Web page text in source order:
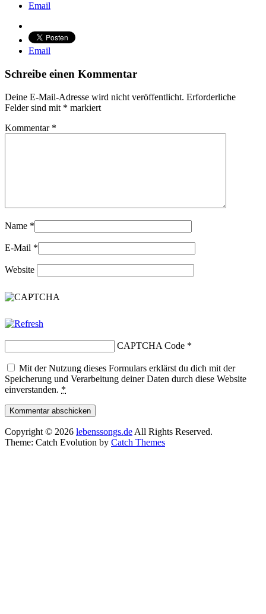
Email
Email
Schreibe einen Kommentar
Deine E-Mail-Adresse wird nicht veröffentlicht. Erforderliche
Felder sind mit * markiert
Kommentar *
Name *
E-Mail *
Website
CAPTCHA Code *
Mit der Nutzung dieses Formulars erklärst du dich mit der
Speicherung und Verarbeitung deiner Daten durch diese Website
einverstanden. *
Copyright © 2026 lebenssongs.de All Rights Reserved.
Theme: Catch Evolution by Catch Themes